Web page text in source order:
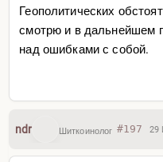
Геополитических
смотрю и в дальнейшем
над ошибками с собой.
ndr Шиткоинолог #197 29